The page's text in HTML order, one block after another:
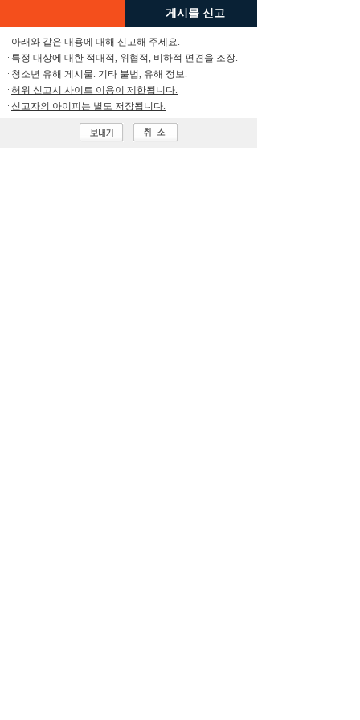
게시물 신고
아래와 같은 내용에 대해 신고해 주세요.
특정 대상에 대한 적대적, 위협적, 비하적 편견을 조장.
청소년 유해 게시물. 기타 불법, 유해 정보.
허위 신고시 사이트 이용이 제한됩니다.
신고자의 아이피는 별도 저장됩니다.